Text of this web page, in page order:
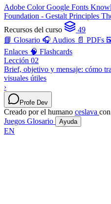
Adobe ColorGoogle Fonts
Foundation - Gestalt Principles
Recursos del curso
49
📘 Glosario 🎧 Audios 📄 PDFs
Enlaces 🧠 Flashcards
Lección 02
Brief, objetivo y mensaje: cómo
visuales útiles
›
Profe Dev
Creado por el humano ceslava
Juegos Glosario Ayuda
EN